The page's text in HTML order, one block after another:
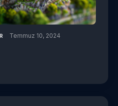
Temmuz 10, 2024